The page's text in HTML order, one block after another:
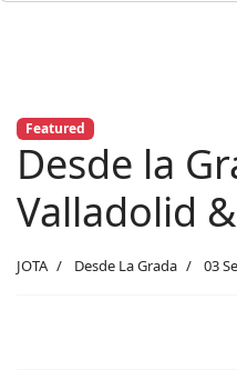
Featured
Desde la
Valladolid
JOTA Desde La Grada 03